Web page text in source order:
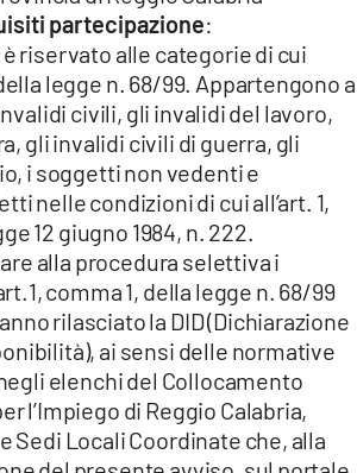
partecipazione:
riservato alle categorie di cui
legge n. 68/99. Appartengono a
civili, gli invalidi del lavoro,
gli invalidi civili di guerra, gli
i soggetti non vedenti e
nelle condizioni di cui all’art. 1,
12 giugno 1984, n. 222.
alla procedura selettiva i
comma 1, della legge n. 68/99
rilasciato la DID (Dichiarazione
ai sensi delle normative
elenchi del Collocamento
l’Impiego di Reggio Calabria,
Sedi Locali Coordinate che, alla